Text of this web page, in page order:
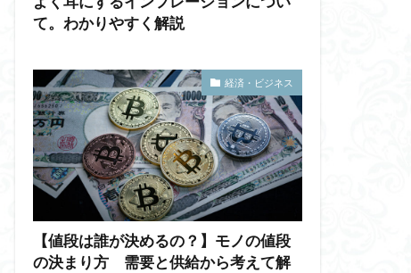
て。わかりやすく解説
経済・ビジネス
【値段は誰が決めるの？】モノの値段
の決まり方 需要と供給から考えて解